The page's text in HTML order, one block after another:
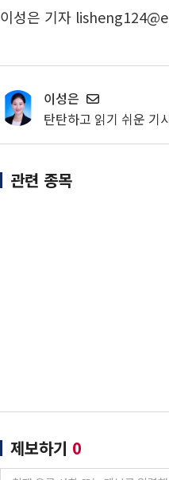
이성은 기자
이성은
탄탄하고 읽기 쉬운 기
관련 종목
제보하기 0